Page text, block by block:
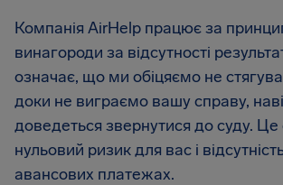
Компанія AirHelp працює за
винагороди за відсутності
означає, що ми обіцяємо не
доки не виграємо вашу справу,
доведеться звернутися до суду. Це
нульовий ризик для вас і
авансових платежах.